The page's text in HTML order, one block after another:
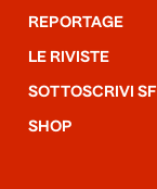
REPORTAGE
LE RIVISTE
SOTTOSCRIVI SF
SHOP